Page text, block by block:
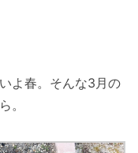
よ春。そんな3月の
。